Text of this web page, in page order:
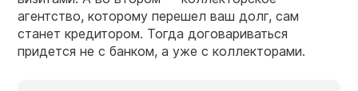
агентство, которому перешел ваш долг, сам
станет кредитором. Тогда договариваться
придется не с банком, а уже с коллекторами.